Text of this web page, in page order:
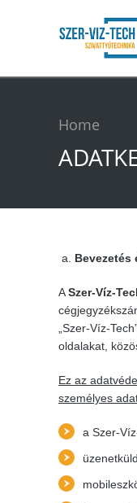
Home
Bevezetés
ASzer-Víz-
„Szer-Víz-
oldalakat,
Ez az
személyes
a Szer-